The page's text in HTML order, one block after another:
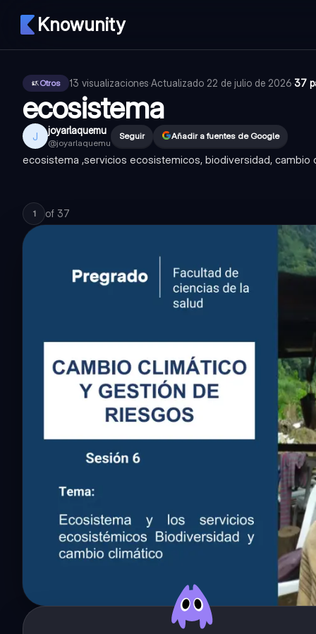
Knowunity
Otros 13 visualizaciones·Actualizado 22 de julio de 2026·37
ecosistema
J joyarlaquemu
@joyarlaquemu
Seguir Añadir a fuentes de Google
ecosistema ,servicios ecosistemicos, biodiversidad, cambio
1 of 37